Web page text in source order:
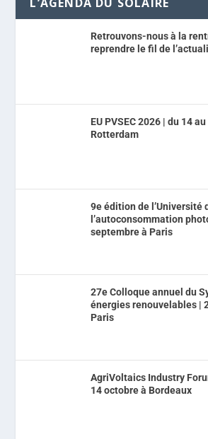
Retrouvons-nous à la
reprendre le fil de
EU PVSEC 2026 | du 14
Rotterdam
9e édition de l’Université
l’autoconsommation
septembre à Paris
27e Colloque annuel du
énergies renouvelables |
Paris
AgriVoltaics Industry
14 octobre à Bordeaux